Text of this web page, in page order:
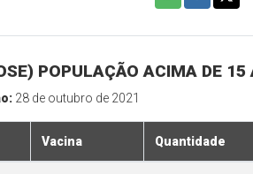
POPULAÇÃO ACIMA DE 15
28 de outubro de 2021
Vacina Quantidade